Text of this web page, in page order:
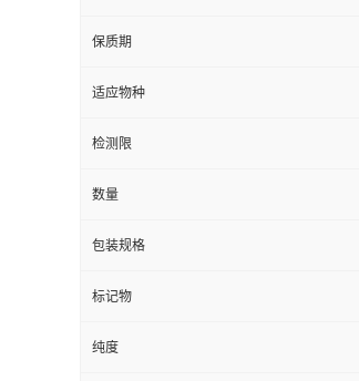
保质期
适应物种
检测限
数量
包装规格
标记物
纯度